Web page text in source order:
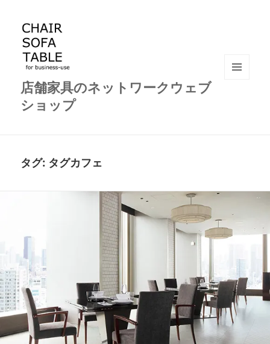
店舗家具のネットワークウェブ
ショップ
タグ: タグカフェ